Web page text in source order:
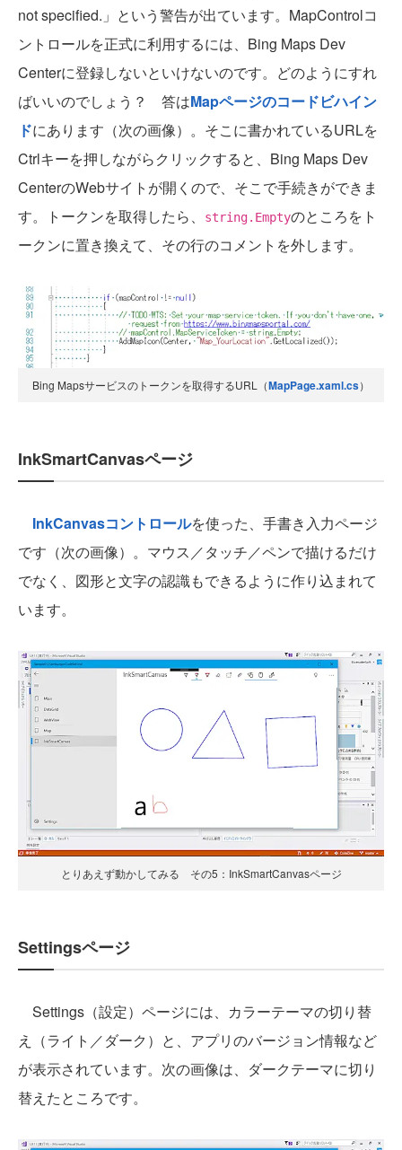
not specified.」という警告が出ています。MapControlコ
ントロールを正式に利用するには、Bing Maps Dev
Centerに登録しないといけないのです。どのようにすれ
ばいいのでしょう？ 答はMapページのコードビハイン
ドにあります（次の画像）。そこに書かれているURLを
Ctrlキーを押しながらクリックすると、Bing Maps Dev
CenterのWebサイトが開くので、そこで手続きができま
す。トークンを取得したら、
string.Emptyのところをト
ークンに置き換えて、その行のコメントを外します。
Bing Mapsサービスのトークンを取得するURL（MapPage.xaml.cs）
InkSmartCanvasページ
InkCanvasコントロールを使った、手書き入力ページ
です（次の画像）。マウス／タッチ／ペンで描けるだけ
でなく、図形と文字の認識もできるように作り込まれて
います。
とりあえず動かしてみる その5：InkSmartCanvasページ
Settingsページ
Settings（設定）ページには、カラーテーマの切り替
え（ライト／ダーク）と、アプリのバージョン情報など
が表示されています。次の画像は、ダークテーマに切り
替えたところです。